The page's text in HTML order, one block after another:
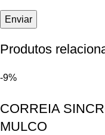
Produtos
-9%
CORREIA
MULCO